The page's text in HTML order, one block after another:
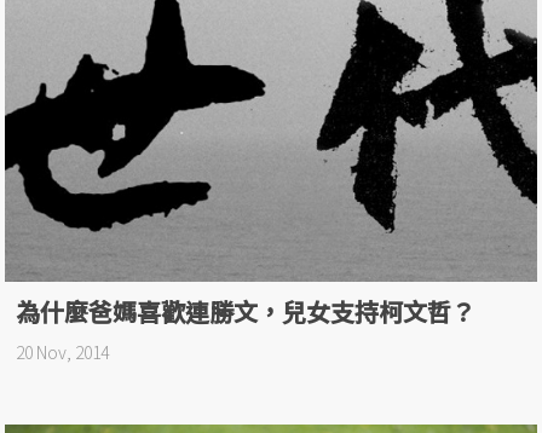
為什麼爸媽喜歡連勝文，兒女支持柯文哲？
20 Nov, 2014